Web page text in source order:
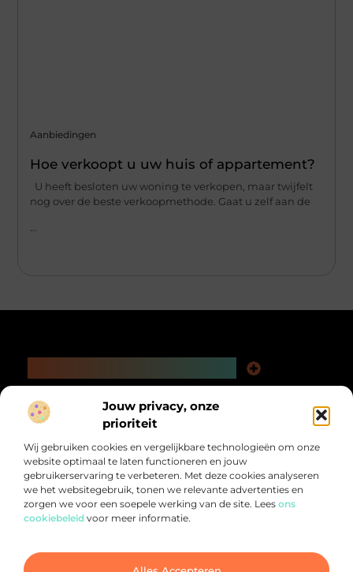
Jouw privacy, onze
prioriteit
Wij gebruiken cookies en vergelijkbare technologieën om onze
website optimaal te laten functioneren en jouw
gebruikerservaring te verbeteren. Met deze cookies analyseren
we het websitegebruik, tonen we relevante advertenties en
zorgen we voor een soepele werking van de site. Lees ons
cookiebeleid voor meer informatie.
Aanbiedingen
Hoe verkoopt u uw huis of appartement?
U heeft besloten uw woning te verkopen, maar twijfelt
nog over de beste verkoopmethode. Gaat u zelf aan de
@2025 All Right Reserved.
Design by
Bericht categorie